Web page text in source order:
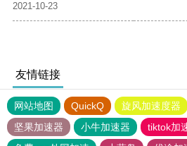
2021-10-23
友情链接
网站地图 QuickQ 旋风加速度器
坚果加速器
小牛加速器 tiktok加